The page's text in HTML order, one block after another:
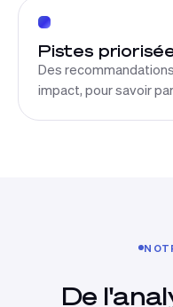
Pistes
Des
impact, pour savoir
De